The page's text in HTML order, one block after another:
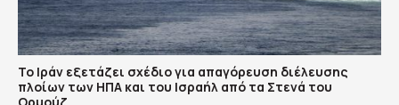
Το Ιράν εξετάζει σχέδιο για απαγόρευση διέλευσης
πλοίων των ΗΠΑ και του Ισραήλ από τα Στενά του
Ορμούζ